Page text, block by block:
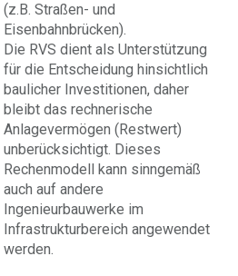
(z.B. Straßen- und
Eisenbahnbrücken).
Die RVS dient als Unterstützung
für die Entscheidung hinsichtlich
baulicher Investitionen, daher
bleibt das rechnerische
Anlagevermögen (Restwert)
unberücksichtigt. Dieses
Rechenmodell kann sinngemäß
auch auf andere
Ingenieurbauwerke im
Infrastrukturbereich angewendet
werden.